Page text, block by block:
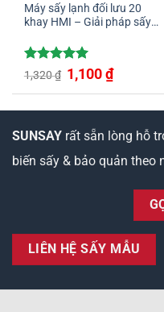
Máy sấy lạnh đối lưu 20
khay HMI – Giải pháp sấy
Được xếp
hạng 5.00
5 sao
1,320₫ Giá
gốc
là:
1,100₫Giá
hiện
tại
1,100 ₫.
SUNSAY rất sẵn lòng hỗ
biến sấy & bảo quản theo
LIÊN HỆ SẤY MẪU